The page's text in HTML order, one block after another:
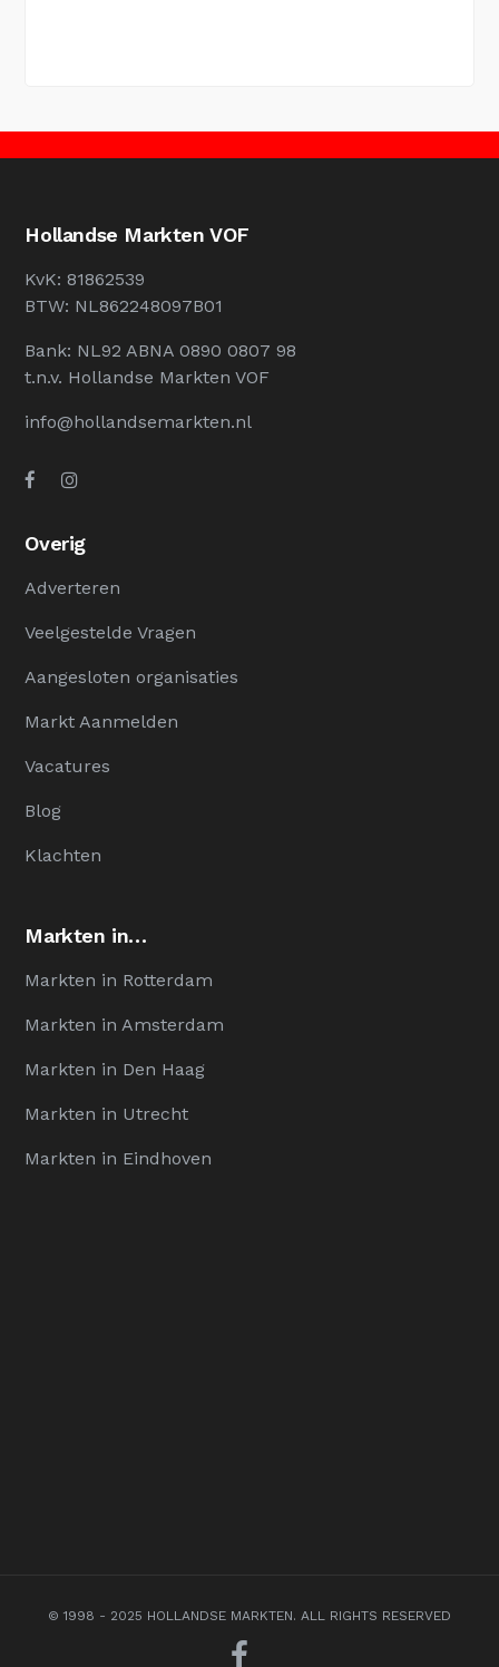
Hollandse Markten VOF
KvK: 81862539
BTW: NL862248097B01
Bank: NL92 ABNA 0890 0807 98
t.n.v. Hollandse Markten VOF
info@hollandsemarkten.nl
Overig
Adverteren
Veelgestelde Vragen
Aangesloten organisaties
Markt Aanmelden
Vacatures
Blog
Klachten
Markten in…
Markten in Rotterdam
Markten in Amsterdam
Markten in Den Haag
Markten in Utrecht
Markten in Eindhoven
© 1998 - 2025 HOLLANDSE MARKTEN. ALL RIGHTS RESERVED